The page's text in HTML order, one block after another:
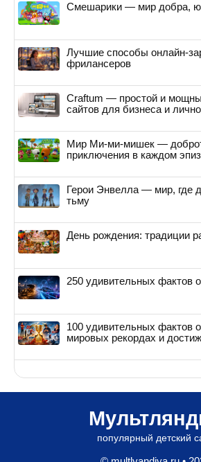
Смешарики — мир добра,
Лучшие способы онлайн-
фрилансеров
Craftum — простой и
сайтов для бизнеса и
Мир Ми-ми-мишек —
приключения в каждом
Герои Энвелла — мир, где
тьму
День рождения: традиции
250 удивительных фактов
100 удивительных фактов
мировых рекордах и
популярный детский